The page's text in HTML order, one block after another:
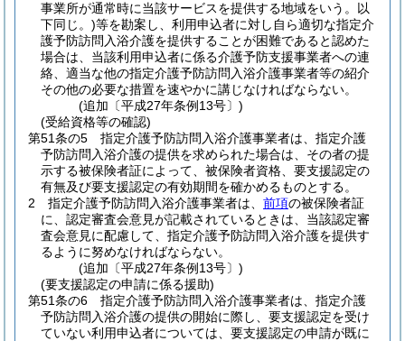
事業所が通常時に当該サービスを提供する地域をいう。以
下同じ。)等を勘案し、利用申込者に対し自ら適切な指定介
護予防訪問入浴介護を提供することが困難であると認めた
場合は、当該利用申込者に係る介護予防支援事業者への連
絡、適当な他の指定介護予防訪問入浴介護事業者等の紹介
その他の必要な措置を速やかに講じなければならない。
(追加〔平成27年条例13号〕)
(受給資格等の確認)
第51条の5
指定介護予防訪問入浴介護事業者は、指定介護
予防訪問入浴介護の提供を求められた場合は、その者の提
示する被保険者証によって、被保険者資格、要支援認定の
有無及び要支援認定の有効期間を確かめるものとする。
2
指定介護予防訪問入浴介護事業者は、 前項の被保険者証
に、認定審査会意見が記載されているときは、当該認定審
査会意見に配慮して、指定介護予防訪問入浴介護を提供す
るように努めなければならない。
(追加〔平成27年条例13号〕)
(要支援認定の申請に係る援助)
第51条の6
指定介護予防訪問入浴介護事業者は、指定介護
予防訪問入浴介護の提供の開始に際し、要支援認定を受け
ていない利用申込者については、要支援認定の申請が既に